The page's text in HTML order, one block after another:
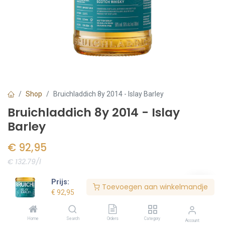
Prijs:
€ 92,95
Toevoegen aan winkelmandje
Home Search Orders Category Account
Shop Bruichladdich 8y 2014 - Islay Barley
Bruichladdich 8y 2014 - Islay
Barley
€ 92,95
€ 132.79/l
Voorraad:2stuk(s)
Bestel nu